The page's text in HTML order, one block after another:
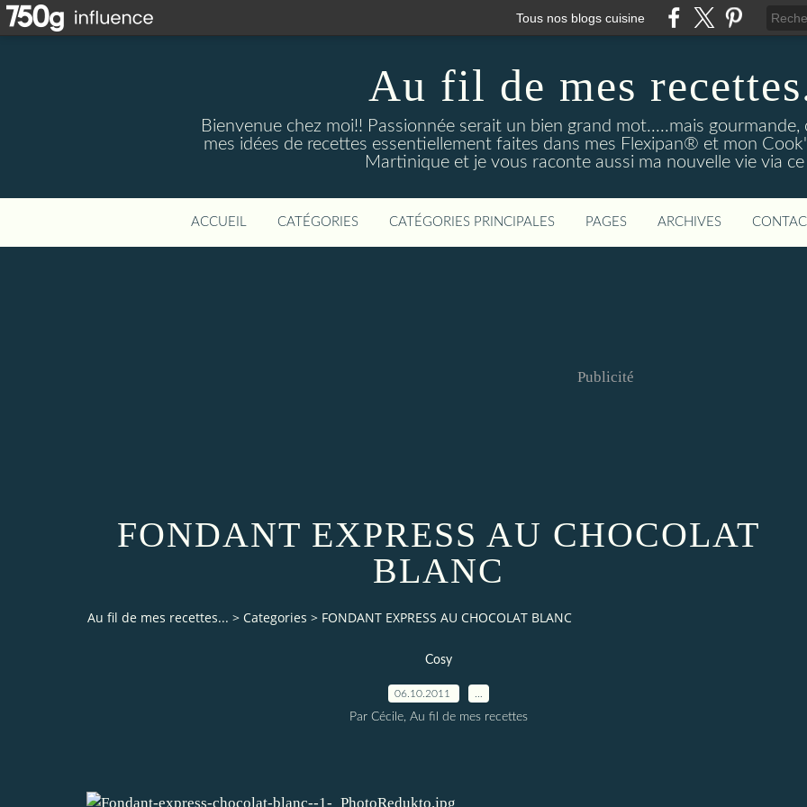
Tous nos blogs cuisine
Au fil de mes
Bienvenue chez moi!! Passionnée serait un bien grand mot.....mais gourmande,
mes idées de recettes essentiellement faites dans mes Flexipan® et mon
Martinique et je vous raconte aussi ma nouvelle vie via ce
ACCUEIL CATÉGORIES CATÉGORIES PRINCIPALES PAGES ARCHIVES
Publicité
FONDANT EXPRESS AU CHOCOLAT
BLANC
Au fil de mes recettes... > Categories > FONDANT EXPRESS AU CHOCOLAT BLANC
Cosy
06.10.2011
Par Cécile, Au fil de mes recettes